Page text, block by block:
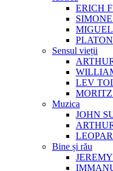
ERICH
PLATON
Sensul vieții
LEV
Muzica
JOHN
Bine și rău